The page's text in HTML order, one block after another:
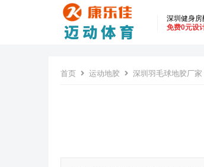
深圳健身房
免费0元设
首页 运动地胶 深圳羽毛球地胶厂家